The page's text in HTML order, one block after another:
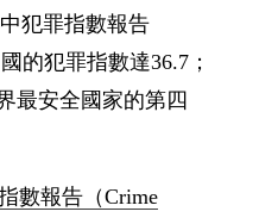
犯罪指數報告
的犯罪指數達36.7；
最安全國家的第四
數報告（Crime